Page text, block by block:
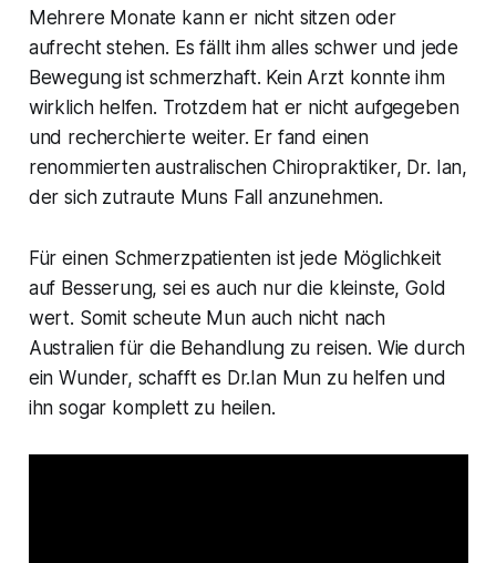
Mehrere Monate kann er nicht sitzen oder
aufrecht stehen. Es fällt ihm alles schwer und jede
Bewegung ist schmerzhaft. Kein Arzt konnte ihm
wirklich helfen. Trotzdem hat er nicht aufgegeben
und recherchierte weiter. Er fand einen
renommierten australischen Chiropraktiker, Dr. Ian,
der sich zutraute Muns Fall anzunehmen.
Für einen Schmerzpatienten ist jede Möglichkeit
auf Besserung, sei es auch nur die kleinste, Gold
wert. Somit scheute Mun auch nicht nach
Australien für die Behandlung zu reisen. Wie durch
ein Wunder, schafft es Dr.Ian Mun zu helfen und
ihn sogar komplett zu heilen.